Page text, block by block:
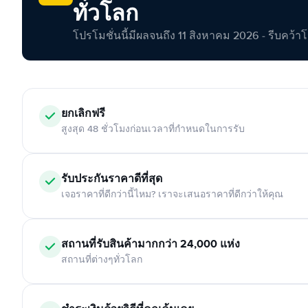
ทั่วโลก
โปรโมชั่นนี้มีผลจนถึง 11 สิงหาคม 2026 - รีบคว้า
ยกเลิกฟรี
สูงสุด 48 ชั่วโมงก่อนเวลาที่กำหนดในการรับ
รับประกันราคาดีที่สุด
เจอราคาที่ดีกว่านี้ไหม? เราจะเสนอราคาที่ดีกว่าให้คุณ
สถานที่รับสินค้ามากกว่า 24,000 แห่ง
สถานที่ต่างๆทั่วโลก